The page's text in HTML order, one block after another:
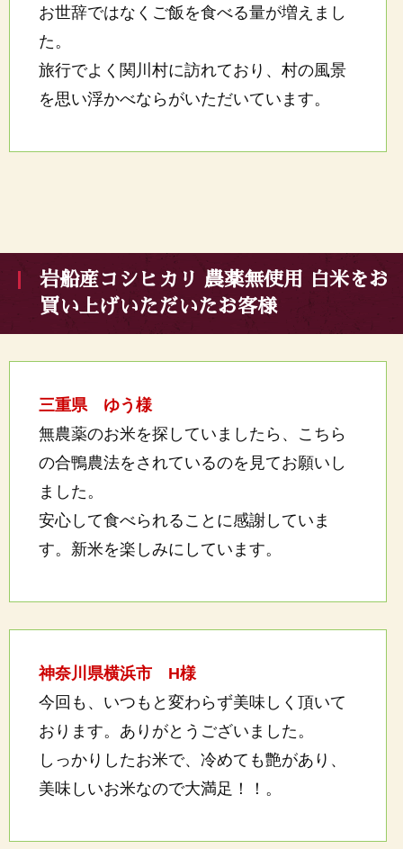
お世辞ではなくご飯を食べる量が増えまし
た。
旅行でよく関川村に訪れており、村の風景
を思い浮かべならがいただいています。
岩船産コシヒカリ 農薬無使用 白米をお
買い上げいただいたお客様
三重県 ゆう様
無農薬のお米を探していましたら、こちら
の合鴨農法をされているのを見てお願いし
ました。
安心して食べられることに感謝していま
す。新米を楽しみにしています。
神奈川県横浜市 H様
今回も、いつもと変わらず美味しく頂いて
おります。ありがとうございました。
しっかりしたお米で、冷めても艶があり、
美味しいお米なので大満足！！。